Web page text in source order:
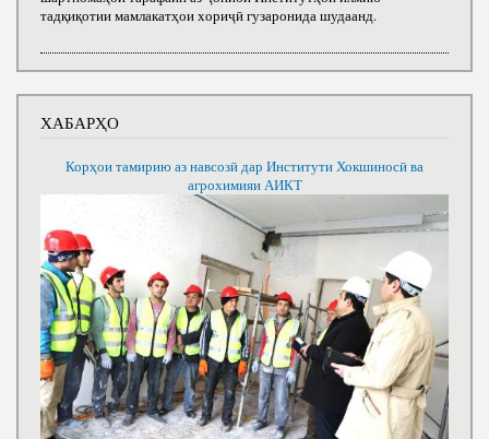
тадқиқотии мамлакатҳои хориҷӣ гузаронида шудаанд.
ХАБАРҲО
Корҳои тамирию аз навсозӣ дар Институти Хокшиносӣ ва
агрохимияи АИКТ